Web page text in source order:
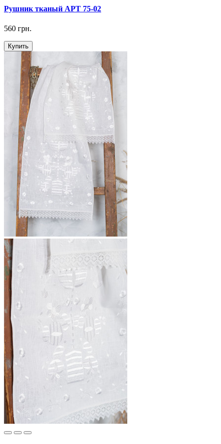
Рушник тканый АРТ 75-02
560 грн.
Купить